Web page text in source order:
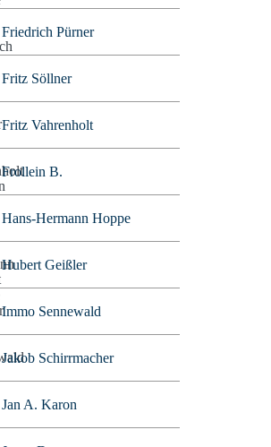
Friedrich Pürner
Fritz Söllner
Fritz Vahrenholt
Frollein B.
Hans-Hermann Hoppe
Hubert Geißler
Immo Sennewald
Jakob Schirrmacher
Jan A. Karon